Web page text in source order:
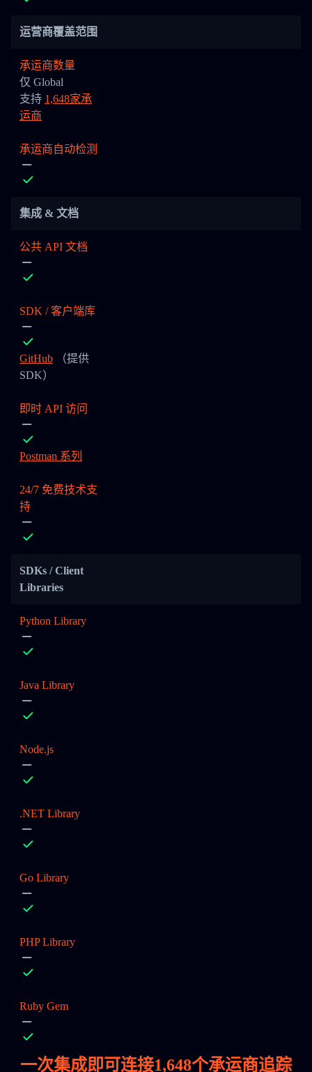
运营商覆盖范围
承运商数量
仅 Global
支持 1,648家承
运商
承运商自动检测
集成 & 文档
公共 API 文档
SDK / 客户端库
GitHub （提供
SDK）
即时 API 访问
Postman 系列
24/7 免费技术支
持
SDKs / Client
Libraries
Python Library
Java Library
Node.js
.NET Library
Go Library
PHP Library
Ruby Gem
一次集成即可连接1,648个承运商追踪